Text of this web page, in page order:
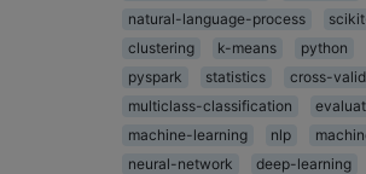
natural-language-process
clustering
k-means python
pyspark
statistics
cross-
multiclass-classification
machine-learning
nlp
neural-network
deep-learning